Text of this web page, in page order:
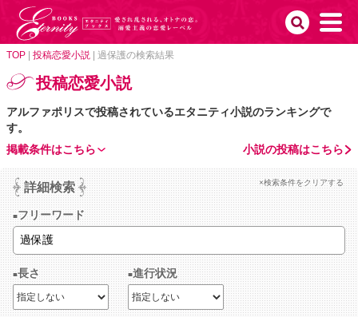
TOP 投稿恋愛小説 過保護の検索結果
投稿恋愛小説
アルファポリスで投稿されているエタニティ小説のランキングで
す。
小説の投稿はこちら
掲載条件はこちら
詳細検索 ×検索条件をクリアする
フリーワード
長さ 進行状況